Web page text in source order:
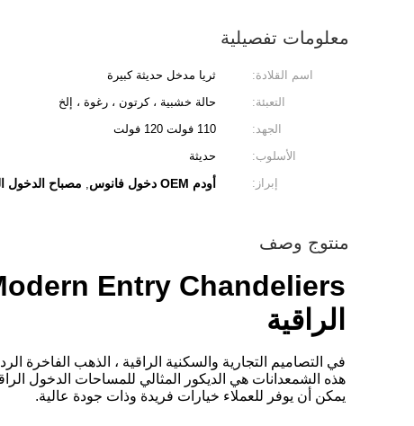
معلومات تفصيلية
اسم القلادة: ثريا مدخل حديثة كبيرة
التعبئة:
حالة خشبية ، كرتون ، رغوة ، إلخ
الجهد:
110 فولت 120 فولت
الأسلوب:
حديثة
إبراز:
أودم OEM دخول فانوس , مصباح الدخول
منتوج وصف
الراقية
في التصاميم التجارية والسكنية الراقية ، الذهب
يمكن أن يوفر للعملاء خيارات فريدة وذات جودة عالية.